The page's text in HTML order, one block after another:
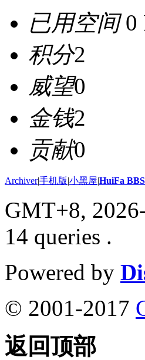
已用空间0
积分2
威望0
金钱2
贡献0
Archiver|手机版|小黑屋|HuiFa BBS
GMT+8,
14 queries .
Powered by
© 2001-2017
返回顶部